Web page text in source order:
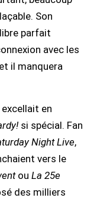
Son
parfait
avec les
il manquera
en
si spécial. Fan
Night Live,
vers le
ou La 25e
des milliers